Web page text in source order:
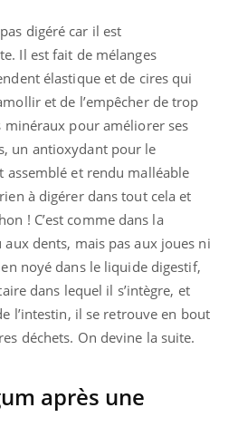
digéré car il est
Il est fait de mélanges
élastique et de cires qui
et de l’empêcher de trop
minéraux pour améliorer ses
un antioxydant pour le
assemblé et rendu malléable
à digérer dans tout cela et
! C’est comme dans la
dents, mais pas aux joues ni
noyé dans le liquide digestif,
dans lequel il s’intègre, et
l’intestin, il se retrouve en bout
déchets. On devine la suite.
après une